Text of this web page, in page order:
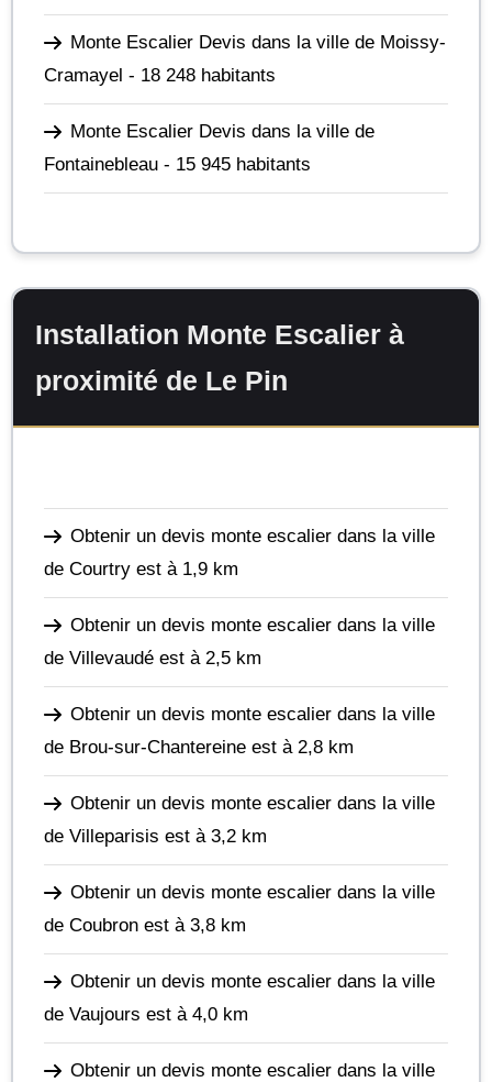
Monte Escalier Devis dans la ville de Moissy-
Cramayel - 18 248 habitants
Monte Escalier Devis dans la ville de
Fontainebleau - 15 945 habitants
Installation Monte Escalier à
proximité de Le Pin
Obtenir un devis monte escalier dans la ville
de Courtry est à 1,9 km
Obtenir un devis monte escalier dans la ville
de Villevaudé est à 2,5 km
Obtenir un devis monte escalier dans la ville
de Brou-sur-Chantereine est à 2,8 km
Obtenir un devis monte escalier dans la ville
de Villeparisis est à 3,2 km
Obtenir un devis monte escalier dans la ville
de Coubron est à 3,8 km
Obtenir un devis monte escalier dans la ville
de Vaujours est à 4,0 km
Obtenir un devis monte escalier dans la ville